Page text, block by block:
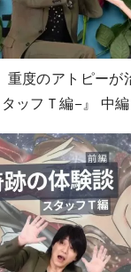
度のアトピーが
ッフＴ編−』 中編